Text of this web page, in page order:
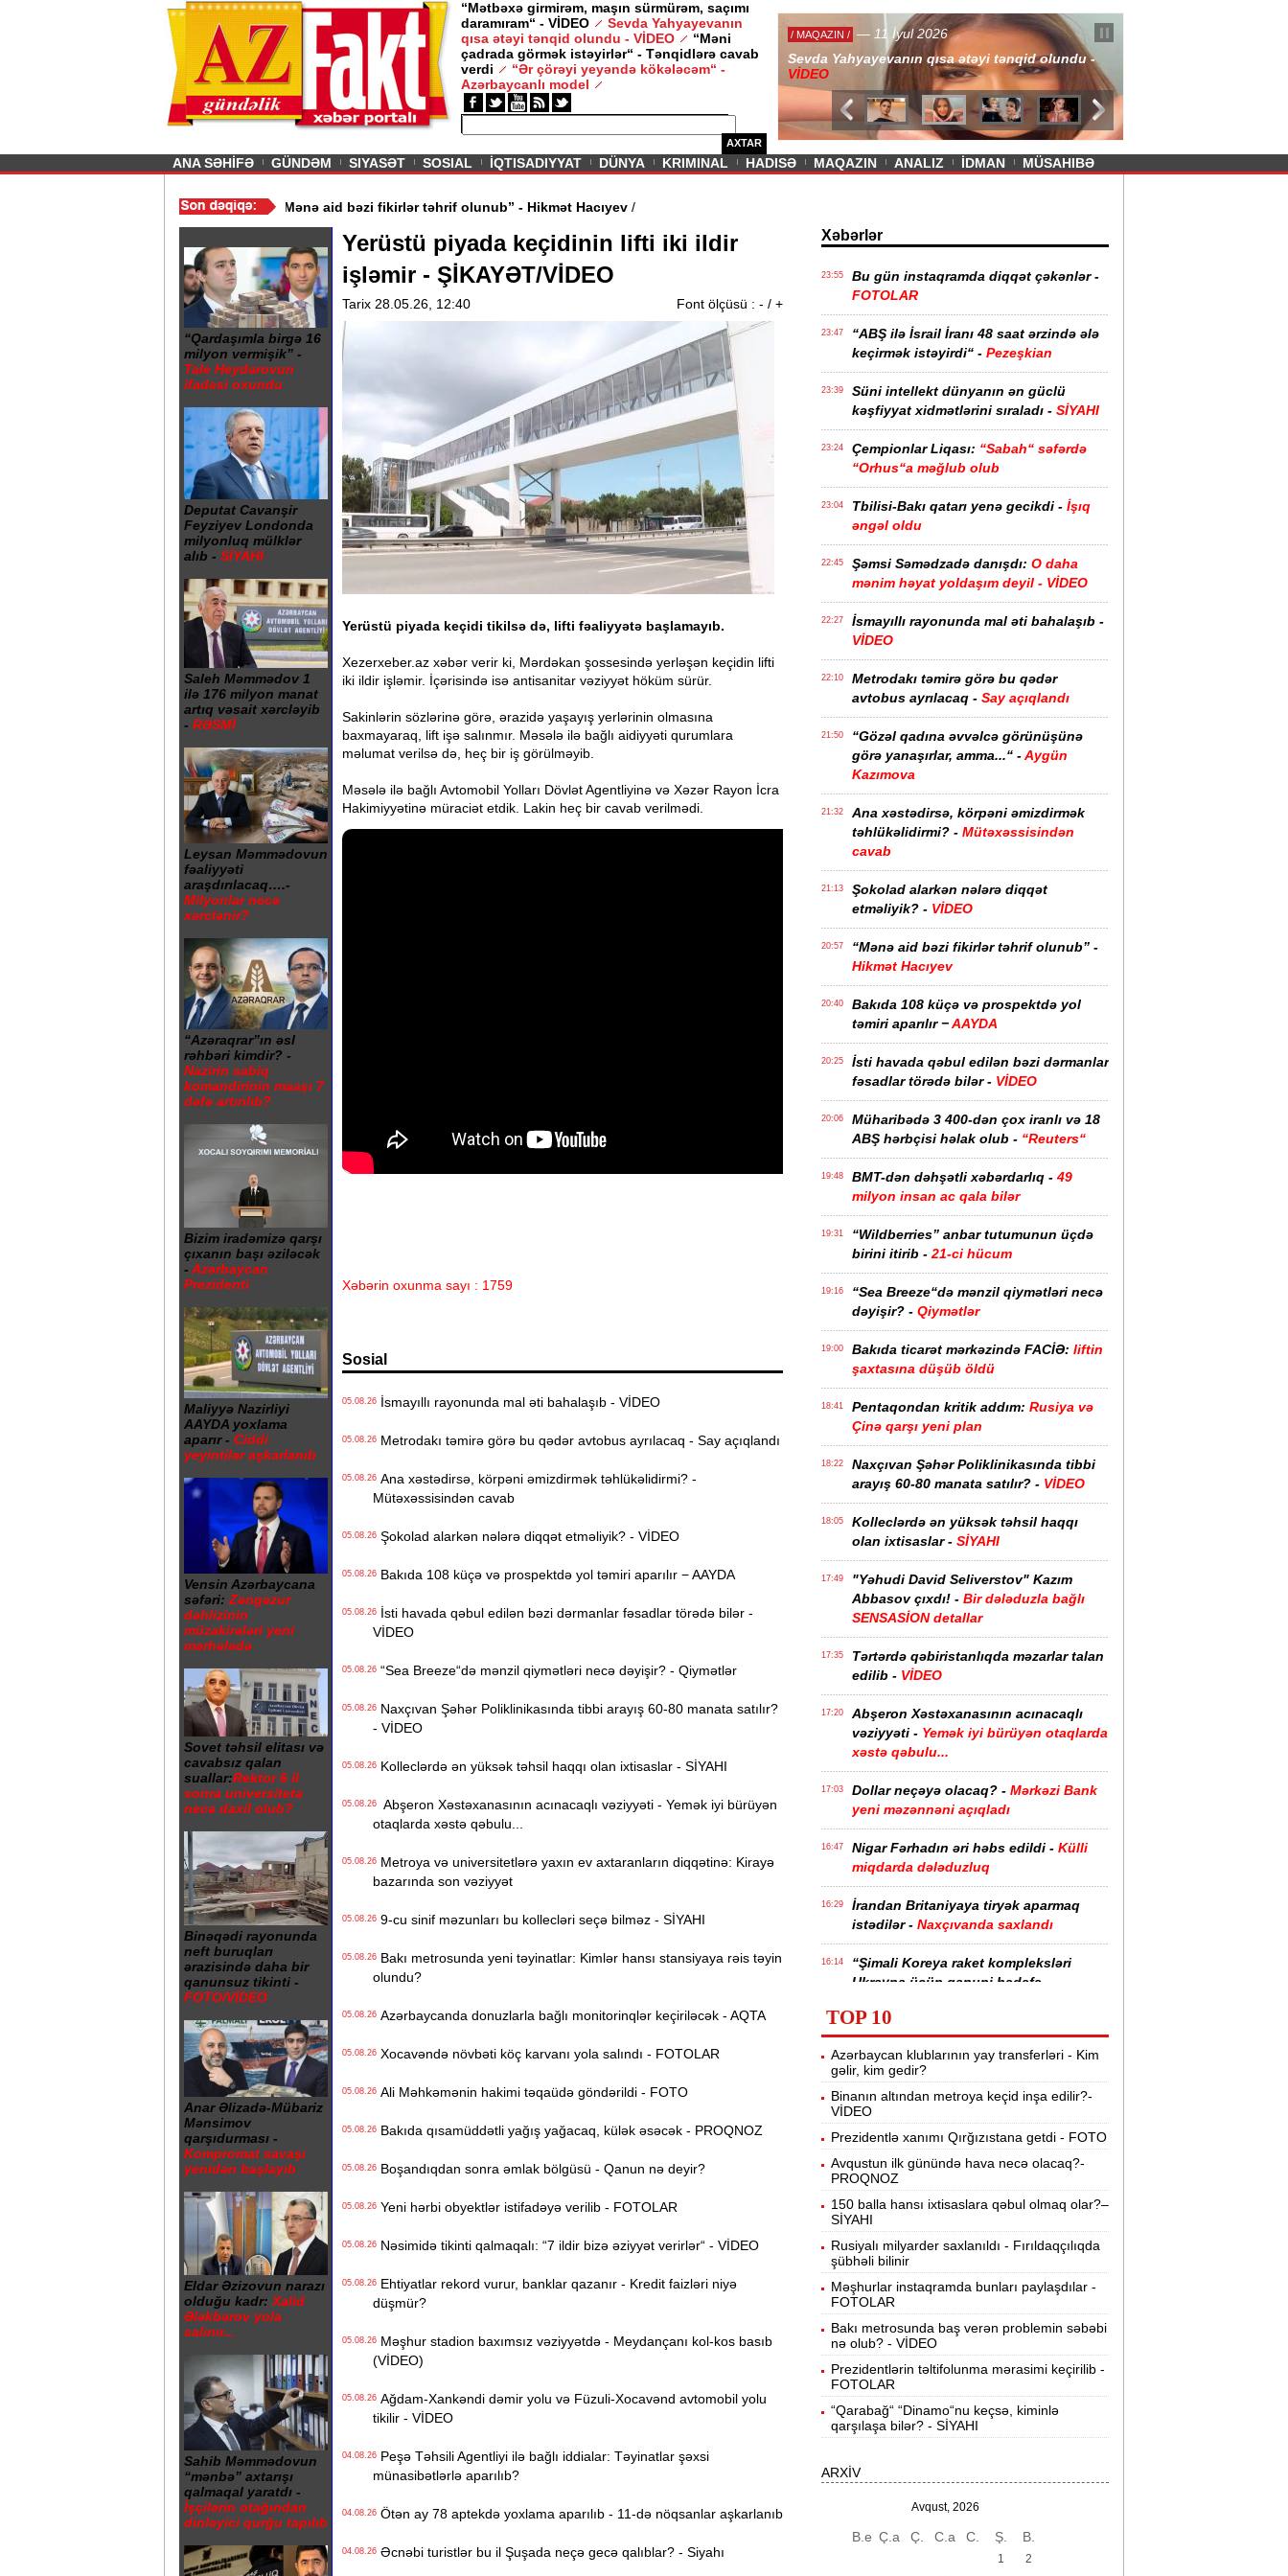
“Mətbəxə girmirəm, maşın sürmürəm, saçımı
daramıram“ - VİDEO
Sevda Yahyayevanın
qısa ətəyi tənqid olundu - VİDEO
“Məni
çadrada görmək istəyirlər“ - Tənqidlərə cavab
verdi
“Ər çörəyi yeyəndə kökələcəm“ -
Azərbaycanlı model
AXTAR
/ MAQAZIN / — 11 İyul 2026
Sevda Yahyayevanın qısa ətəyi tənqid olundu -
VİDEO
Previous
ANA SƏHİFƏ GÜNDƏM SIYASƏT SOSIAL İQTISADIYYAT DÜNYA KRIMINAL HADISƏ MAQAZIN ANALIZ İDMAN MÜSAHIBƏ
Şokolad alarkən nələrə diqqət etməliyik? - VİDEO /“Mənə aid bəzi fikirlər təhrif olunub” - Hikmət Hacıyev
“Qardaşımla birgə 16
milyon vermişik” -
Tale Heydərovun
ifadəsi oxundu
Deputat Cavanşir
Feyziyev Londonda
milyonluq mülklər
alıb - SİYAHI
Saleh Məmmədov 1
ilə 176 milyon manat
artıq vəsait xərcləyib
- RƏSMİ
Leysan Məmmədovun
fəaliyyəti
araşdırılacaq….-
Milyonlar necə
xərclənir?
“Azəraqrar”ın əsl
rəhbəri kimdir? -
Nazirin sabiq
komandirinin maaşı 7
dəfə artırılıb?
Bizim iradəmizə qarşı
çıxanın başı əziləcək
- Azərbaycan
Prezidenti
Maliyyə Nazirliyi
AAYDA yoxlama
aparır - Ciddi
yeyintilər aşkarlanıb
Vensin Azərbaycana
səfəri: Zəngəzur
dəhlizinin
müzakirələri yeni
mərhələdə
Sovet təhsil elitası və
cavabsız qalan
suallar:Rektor 6 il
sonra universitetə
necə daxil olub?
Binəqədi rayonunda
neft buruqları
ərazisində daha bir
qanunsuz tikinti -
FOTO/VİDEO
Anar Əlizadə-Mübariz
Mənsimov
qarşıdurması -
Kompromat savaşı
yenidən başlayıb
Eldar Əzizovun narazı
olduğu kadr: Xalid
Ələkbərov yola
salınır...
Sahib Məmmədovun
“mənbə” axtarışı
qalmaqal yaratdı -
İşçilərin otağından
dinləyici qurğu tapılıb
Yerüstü piyada keçidinin lifti iki ildir
işləmir - ŞİKAYƏT/VİDEO
Tarix 28.05.26, 12:40 Font ölçüsü : - / +
Yerüstü piyada keçidi tikilsə də, lifti fəaliyyətə başlamayıb.
Xezerxeber.az xəbər verir ki, Mərdəkan şossesində yerləşən keçidin lifti
iki ildir işləmir. İçərisində isə antisanitar vəziyyət höküm sürür.
Sakinlərin sözlərinə görə, ərazidə yaşayış yerlərinin olmasına
baxmayaraq, lift işə salınmır. Məsələ ilə bağlı aidiyyəti qurumlara
məlumat verilsə də, heç bir iş görülməyib.
Məsələ ilə bağlı Avtomobil Yolları Dövlət Agentliyinə və Xəzər Rayon İcra
Hakimiyyətinə müraciət etdik. Lakin heç bir cavab verilmədi.
Xəbərin oxunma sayı : 1759
Sosial
05.08.26İsmayıllı rayonunda mal əti bahalaşıb - VİDEO
05.08.26Metrodakı təmirə görə bu qədər avtobus ayrılacaq - Say açıqlandı
05.08.26Ana xəstədirsə, körpəni əmizdirmək təhlükəlidirmi? -
Mütəxəssisindən cavab
05.08.26Şokolad alarkən nələrə diqqət etməliyik? - VİDEO
05.08.26Bakıda 108 küçə və prospektdə yol təmiri aparılır − AAYDA
05.08.26İsti havada qəbul edilən bəzi dərmanlar fəsadlar törədə bilər -
VİDEO
05.08.26“Sea Breeze“də mənzil qiymətləri necə dəyişir? - Qiymətlər
05.08.26Naxçıvan Şəhər Poliklinikasında tibbi arayış 60-80 manata satılır?
- VİDEO
05.08.26Kolleclərdə ən yüksək təhsil haqqı olan ixtisaslar - SİYAHI
05.08.26Abşeron Xəstəxanasının acınacaqlı vəziyyəti - Yemək iyi bürüyən
otaqlarda xəstə qəbulu...
05.08.26Metroya və universitetlərə yaxın ev axtaranların diqqətinə: Kirayə
bazarında son vəziyyət
05.08.269-cu sinif məzunları bu kollecləri seçə bilməz - SİYAHI
05.08.26Bakı metrosunda yeni təyinatlar: Kimlər hansı stansiyaya rəis təyin
olundu?
05.08.26Azərbaycanda donuzlarla bağlı monitorinqlər keçiriləcək - AQTA
05.08.26Xocavəndə növbəti köç karvanı yola salındı - FOTOLAR
05.08.26Ali Məhkəmənin hakimi təqaüdə göndərildi - FOTO
05.08.26Bakıda qısamüddətli yağış yağacaq, külək əsəcək - PROQNOZ
05.08.26Boşandıqdan sonra əmlak bölgüsü - Qanun nə deyir?
05.08.26Yeni hərbi obyektlər istifadəyə verilib - FOTOLAR
05.08.26Nəsimidə tikinti qalmaqalı: “7 ildir bizə əziyyət verirlər“ - VİDEO
05.08.26Ehtiyatlar rekord vurur, banklar qazanır - Kredit faizləri niyə
düşmür?
05.08.26Məşhur stadion baxımsız vəziyyətdə - Meydançanı kol-kos basıb
(VİDEO)
05.08.26Ağdam-Xankəndi dəmir yolu və Füzuli-Xocavənd avtomobil yolu
tikilir - VİDEO
04.08.26Peşə Təhsili Agentliyi ilə bağlı iddialar: Təyinatlar şəxsi
münasibətlərlə aparılıb?
04.08.26Ötən ay 78 aptekdə yoxlama aparılıb - 11-də nöqsanlar aşkarlanıb
04.08.26Əcnəbi turistlər bu il Şuşada neçə gecə qalıblar? - Siyahı
Xəbərlər
23:55
Bu gün instaqramda diqqət çəkənlər -
FOTOLAR
23:47
“ABŞ ilə İsrail İranı 48 saat ərzində ələ
keçirmək istəyirdi“ - Pezeşkian
23:39
Süni intellekt dünyanın ən güclü
kəşfiyyat xidmətlərini sıraladı - SİYAHI
23:24 Çempionlar Liqası: “Sabah“ səfərdə
“Orhus“a məğlub olub
23:04 Tbilisi-Bakı qatarı yenə gecikdi - İşıq
əngəl oldu
22:45 Şəmsi Səmədzadə danışdı: O daha
mənim həyat yoldaşım deyil - VİDEO
22:27
İsmayıllı rayonunda mal əti bahalaşıb -
VİDEO
22:10
Metrodakı təmirə görə bu qədər
avtobus ayrılacaq - Say açıqlandı
21:50
“Gözəl qadına əvvəlcə görünüşünə
görə yanaşırlar, amma...“ -Aygün
Kazımova
21:32
Ana xəstədirsə, körpəni əmizdirmək
təhlükəlidirmi? - Mütəxəssisindən
cavab
21:13
Şokolad alarkən nələrə diqqət
etməliyik? - VİDEO
20:57
“Mənə aid bəzi fikirlər təhrif olunub” -
Hikmət Hacıyev
20:40
Bakıda 108 küçə və prospektdə yol
təmiri aparılır −AAYDA
20:25
İsti havada qəbul edilən bəzi dərmanlar
fəsadlar törədə bilər - VİDEO
20:06
Müharibədə 3 400-dən çox iranlı və 18
ABŞ hərbçisi həlak olub - “Reuters“
19:48 BMT-dən dəhşətli xəbərdarlıq - 49
milyon insan ac qala bilər
19:31
“Wildberries” anbar tutumunun üçdə
birini itirib - 21-ci hücum
19:16
“Sea Breeze“də mənzil qiymətləri necə
dəyişir? - Qiymətlər
19:00 Bakıda ticarət mərkəzində FACİƏ: liftin
şaxtasına düşüb öldü
18:41 Pentaqondan kritik addım: Rusiya və
Çinə qarşı yeni plan
18:22
Naxçıvan Şəhər Poliklinikasında tibbi
arayış 60-80 manata satılır? - VİDEO
18:05
Kolleclərdə ən yüksək təhsil haqqı
olan ixtisaslar - SİYAHI
17:49
"Yəhudi David Seliverstov" Kazım
Abbasov çıxdı! - Bir dələduzla bağlı
SENSASİON detallar
17:35
Tərtərdə qəbiristanlıqda məzarlar talan
edilib - VİDEO
17:20
Abşeron Xəstəxanasının acınacaqlı
vəziyyəti - Yemək iyi bürüyən otaqlarda
xəstə qəbulu...
17:03 Dollar neçəyə olacaq? - Mərkəzi Bank
yeni məzənnəni açıqladı
16:47 Nigar Fərhadın əri həbs edildi - Külli
miqdarda dələduzluq
16:29
İrandan Britaniyaya tiryək aparmaq
istədilər - Naxçıvanda saxlandı
16:14
“Şimali Koreya raket kompleksləri
Ukrayna üçün qanuni hədəfə
16:00
Metroya və universitetlərə yaxın ev
axtaranların diqqətinə:Kirayə
bazarında son vəziyyət
15:44
Keçmiş Rusiya və Avropa rəsmiləri
Ukrayna ilə bağlı gizli görüş keçirib -
Bloomberg
15:27
Bakıdan “İsrail bazası“ iddialarına sərt
cavab:“Addım-addım gəzək, İsrailə aid
nəsə varmı?“
15:12
Son 200 ildə dünya iqtisadiyyatının
liderləri kimlər olub? -Siyahı
14:58 Türkiyə ordusunda bir ilk:Polkovnik
Özlem Karapınar general oldu
14:42
Mərkəzi Bank yoxlama apardı:
“Manato“ 50, rəhbəri 10 min manat
cərimələndi
bilməz -SİYAHI
Kimlər hansı stansiyaya rəis təyin
TOP 10
Azərbaycan klublarının yay transferləri - Kim
gəlir, kim gedir?
Binanın altından metroya keçid inşa edilir?-
VİDEO
Prezidentlə xanımı Qırğızıstana getdi - FOTO
Avqustun ilk günündə hava necə olacaq?-
PROQNOZ
150 balla hansı ixtisaslara qəbul olmaq olar?–
SİYAHI
Rusiyalı milyarder saxlanıldı - Fırıldaqçılıqda
şübhəli bilinir
Məşhurlar instaqramda bunları paylaşdılar -
FOTOLAR
Bakı metrosunda baş verən problemin səbəbi
nə olub? - VİDEO
Prezidentlərin təltifolunma mərasimi keçirilib -
FOTOLAR
“Qarabağ“ “Dinamo“nu keçsə, kiminlə
qarşılaşa bilər? - SİYAHI
ARXİV
Avqust, 2026
B.e Ç.a Ç. C.a C. Ş. B.
1 2